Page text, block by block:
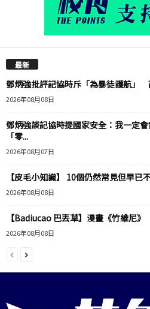
最新
鄧炳強批評記協時斥「為暴徒護航」
2026年08月08日
鄧炳強談記協時提國家安全：我一定
「零...
2026年08月07日
【皮毛小知識】 10個仍然常見但早已
2026年08月08日
【Badiucao 巴丟草】漫畫《竹維尼》
2026年08月08日